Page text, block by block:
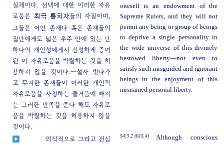
실체이다. 선택에 대한 이러한 자유
로움은
최극 통치자들의 자질이며,
그들은 어떤 존재나 혹은 존재들의
집단에게도 넓은 우주 안에 있는 단
하나의 개인성에게서 신성하게 증여
된 이 자유로움을 박탈하는 것을 허
용하지 않을 것이다.─설사 빗나가
고 무지한 존재들이 이러한 개인적
자유로움을 사칭하는 즐거움에 빠지
는 그러한 만족을 준다 해도 자유로
움을 박탈하는 것을 허용하지 않을
것이다.
oneself is an endowment of the
Supreme Rulers, and they will not
permit any being or group of beings
to deprive a single personality in
the wide universe of this divinely
bestowed liberty—not even to
satisfy such misguided and ignorant
beings in the enjoyment of this
misnamed personal liberty.
의식적으로 그리고 전심
54:3.2 (615.4)
Although conscious